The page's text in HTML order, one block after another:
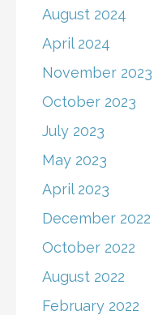
August 2024
April 2024
November 2023
October 2023
July 2023
May 2023
April 2023
December 2022
October 2022
August 2022
February 2022